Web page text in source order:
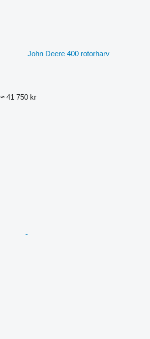
John Deere 400 rotorharv
≈ 41 750 kr